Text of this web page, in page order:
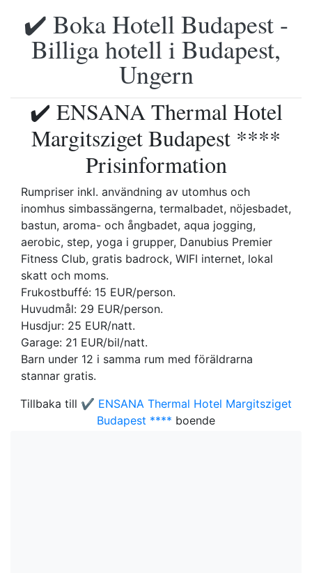
✔️ Boka Hotell Budapest -
Billiga hotell i Budapest,
Ungern
✔️ ENSANA Thermal Hotel
Margitsziget Budapest ****
Prisinformation
Rumpriser inkl. användning av utomhus och
inomhus simbassängerna, termalbadet, nöjesbadet,
bastun, aroma- och ångbadet, aqua jogging,
aerobic, step, yoga i grupper, Danubius Premier
Fitness Club, gratis badrock, WIFI internet, lokal
skatt och moms.
Frukostbuffé: 15 EUR/person.
Huvudmål: 29 EUR/person.
Husdjur: 25 EUR/natt.
Garage: 21 EUR/bil/natt.
Barn under 12 i samma rum med föräldrarna
stannar gratis.
Tillbaka till ✔️ ENSANA Thermal Hotel Margitsziget
Budapest **** boende